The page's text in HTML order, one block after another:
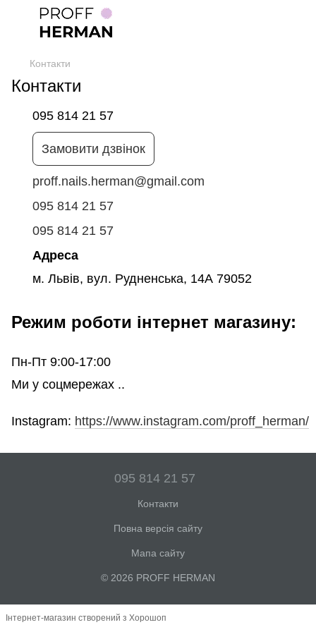
Контакти
Контакти
095 814 21 57
Замовити дзвінок
proff.nails.herman@gmail.com
095 814 21 57
095 814 21 57
Адреса
м. Львів, вул. Рудненська, 14А 79052
Режим роботи інтернет магазину:
Пн-Пт 9:00-17:00
Ми у соцмережах ..
Instagram: https://www.instagram.com/proff_herman/
095 814 21 57
Контакти
Повна версія сайту
Мапа сайту
© 2026 PROFF HERMAN
Інтернет-магазин створений з Хорошоп